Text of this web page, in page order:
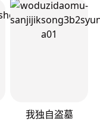
我独自盗墓